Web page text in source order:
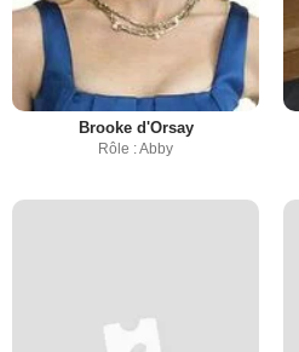
Brooke d'Orsay
Rôle : Abby